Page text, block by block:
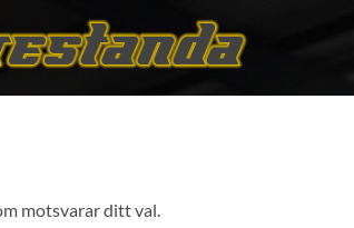
motsvarar ditt val.